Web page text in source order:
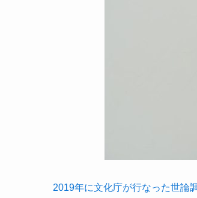
2019年に文化庁が行なった世論